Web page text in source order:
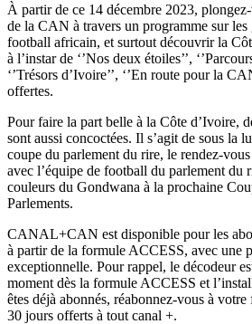
À partir de ce 14 décembre 2023,
de la CAN à travers un programme sur les
football africain, et surtout découvrir la
à l’instar de ‘’Nos deux étoiles’’,
‘’Trésors d’Ivoire’’, ‘’En route pour la
offertes.
Pour faire la part belle à la Côte d’Ivoire,
sont aussi concoctées. Il s’agit de sous la
coupe du parlement du rire, le rendez-
avec l’équipe de football du parlement du
couleurs du Gondwana à la prochaine
Parlements.
CANAL+CAN est disponible pour les
à partir de la formule ACCESS, avec une
exceptionnelle. Pour rappel, le décodeur
moment dès la formule ACCESS et
êtes déjà abonnés, réabonnez-vous à
30 jours offerts à tout canal +.